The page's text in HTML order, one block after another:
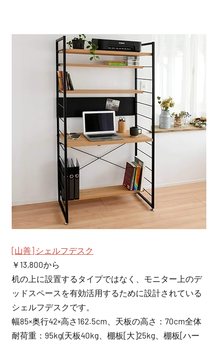
[山善] シェルフデスク
￥13,800から
机の上に設置するタイプではなく、モニター上のデ
ッドスペースを有効活用するために設計されている
シェルフデスクです。
幅85×奥行42×高さ162.5cm、天板の高さ：70cm全体
耐荷重：95kg(天板40kg、棚板[大]25kg、棚板[ハー